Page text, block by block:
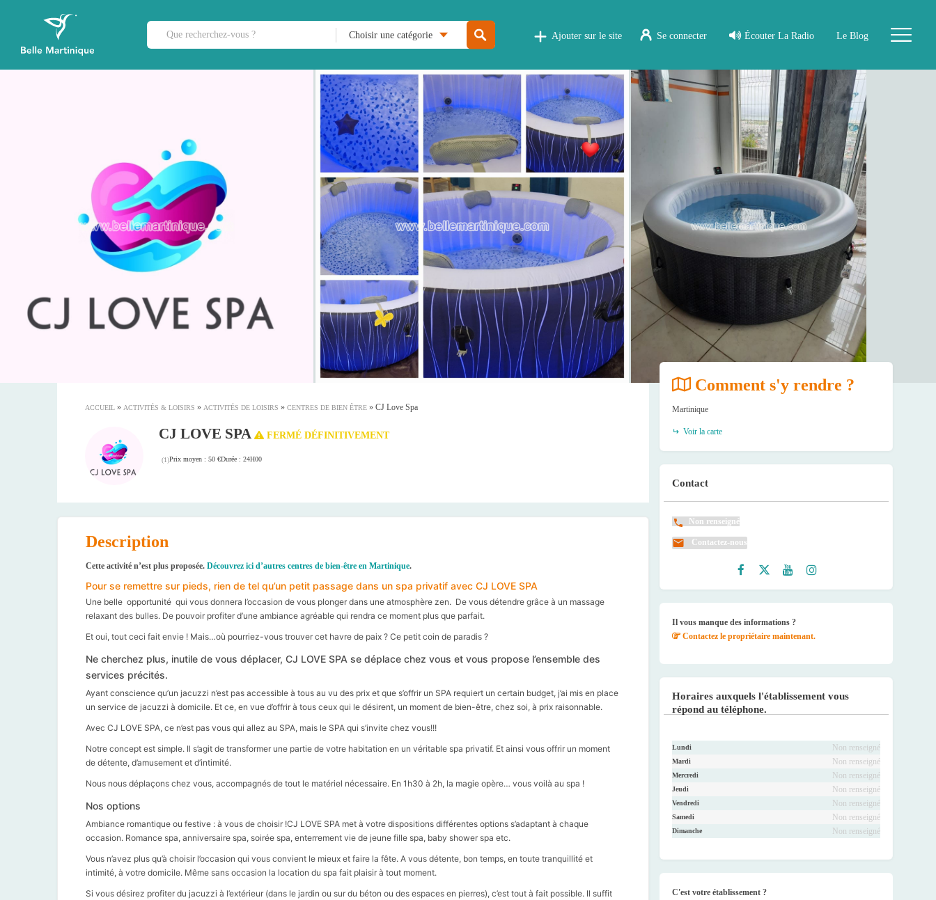
Choisir une catégorie Ajouter sur le site Se connecter Écouter La Radio Le Blog
ACCUEIL » ACTIVITÉS & LOISIRS » ACTIVITÉS DE LOISIRS » CENTRES DE BIEN ÊTRE » CJ Love Spa
CJ LOVE SPA FERMÉ DÉFINITIVEMENT
(1)Prix moyen : 50 €Durée : 24H00
Description
Cette activité n’est plus proposée. Découvrez ici d’autres centres de bien-être en Martinique.
Pour se remettre sur pieds, rien de tel qu’un petit passage dans un spa privatif avec CJ LOVE SPA
Une belle opportunité qui vous donnera l’occasion de vous plonger dans une atmosphère zen. De vous détendre grâce à un massage
relaxant des bulles. De pouvoir profiter d’une ambiance agréable qui rendra ce moment plus que parfait.
Et oui, tout ceci fait envie ! Mais…où pourriez-vous trouver cet havre de paix ? Ce petit coin de paradis ?
Ne cherchez plus, inutile de vous déplacer, CJ LOVE SPA se déplace chez vous et vous propose l’ensemble des
services précités.
Ayant conscience qu’un jacuzzi n’est pas accessible à tous au vu des prix et que s’offrir un SPA requiert un certain budget, j’ai mis en place
un service de jacuzzi à domicile. Et ce, en vue d’offrir à tous ceux qui le désirent, un moment de bien-être, chez soi, à prix raisonnable.
Avec CJ LOVE SPA, ce n’est pas vous qui allez au SPA, mais le SPA qui s’invite chez vous!!!
Notre concept est simple. Il s’agit de transformer une partie de votre habitation en un véritable spa privatif. Et ainsi vous offrir un moment
de détente, d’amusement et d’intimité.
Nous nous déplaçons chez vous, accompagnés de tout le matériel nécessaire. En 1h30 à 2h, la magie opère… vous voilà au spa !
Nos options
Ambiance romantique ou festive : à vous de choisir !CJ LOVE SPA met à votre dispositions différentes options s’adaptant à chaque
occasion. Romance spa, anniversaire spa, soirée spa, enterrement vie de jeune fille spa, baby shower spa etc.
Vous n’avez plus qu’à choisir l’occasion qui vous convient le mieux et faire la fête. A vous détente, bon temps, en toute tranquillité et
intimité, à votre domicile. Même sans occasion la location du spa fait plaisir à tout moment.
Si vous désirez profiter du jacuzzi à l’extérieur (dans le jardin ou sur du béton ou des espaces en pierres), c’est tout à fait possible. Il suffit
Comment s'y rendre ?
Martinique
Voir la carte
Contact
Non renseigné
Contactez-nous
Il vous manque des informations ?
Contactez le propriétaire maintenant.
Horaires auxquels l'établissement vous
répond au téléphone.
Lundi Non renseigné
Mardi Non renseigné
Mercredi Non renseigné
Jeudi Non renseigné
Vendredi Non renseigné
Samedi Non renseigné
Dimanche Non renseigné
C'est votre établissement ?